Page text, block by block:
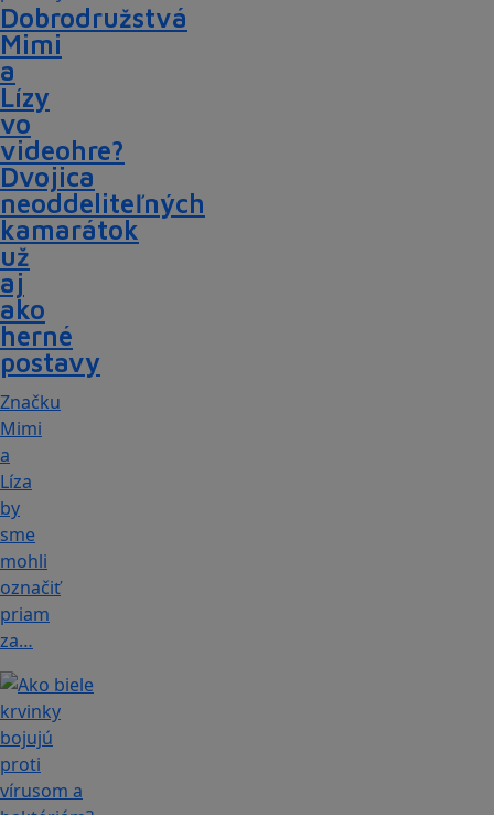
Dobrodružstvá
Mimi
a
Lízy
vo
videohre?
Dvojica
neoddeliteľných
kamarátok
už
aj
ako
herné
postavy
Značku
Mimi
a
Líza
by
sme
mohli
označiť
priam
za…